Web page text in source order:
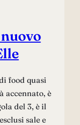
food quasi
accennato, è
del 3, è il
sale e